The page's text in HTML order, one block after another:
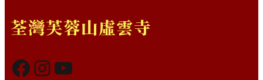
荃灣芙蓉山虛雲寺
Facebook InstagramYouTube